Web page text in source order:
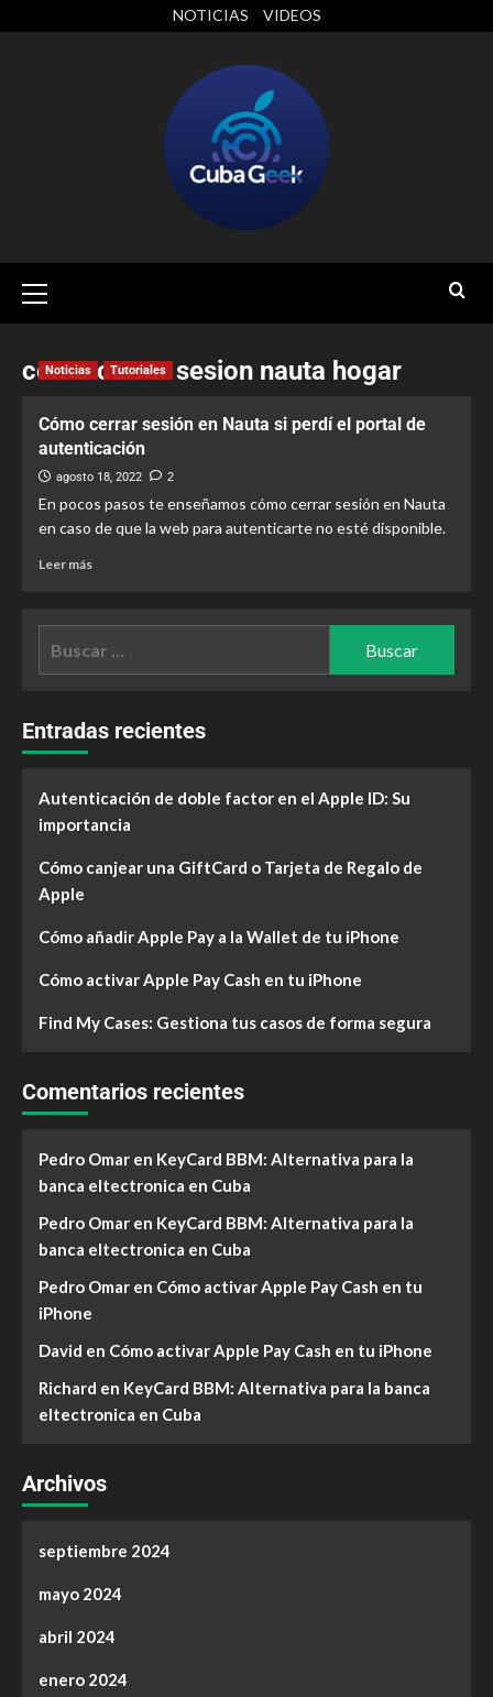
NOTICIAS VIDEOS
como cerrar sesion nauta hogar
Noticias Tutoriales
Cómo cerrar sesión en Nauta si perdí el portal de
autenticación
agosto 18, 2022 2
En pocos pasos te enseñamos cómo cerrar sesión en Nauta
en caso de que la web para autenticarte no esté disponible.
Leer más
Entradas recientes
Autenticación de doble factor en el Apple ID: Su
importancia
Cómo canjear una GiftCard o Tarjeta de Regalo de
Apple
Cómo añadir Apple Pay a la Wallet de tu iPhone
Cómo activar Apple Pay Cash en tu iPhone
Find My Cases: Gestiona tus casos de forma segura
Comentarios recientes
Pedro Omar en KeyCard BBM: Alternativa para la
banca eltectronica en Cuba
Pedro Omar en KeyCard BBM: Alternativa para la
banca eltectronica en Cuba
Pedro Omar en Cómo activar Apple Pay Cash en tu
iPhone
David en Cómo activar Apple Pay Cash en tu iPhone
Richard en KeyCard BBM: Alternativa para la banca
eltectronica en Cuba
Archivos
septiembre 2024
mayo 2024
abril 2024
enero 2024